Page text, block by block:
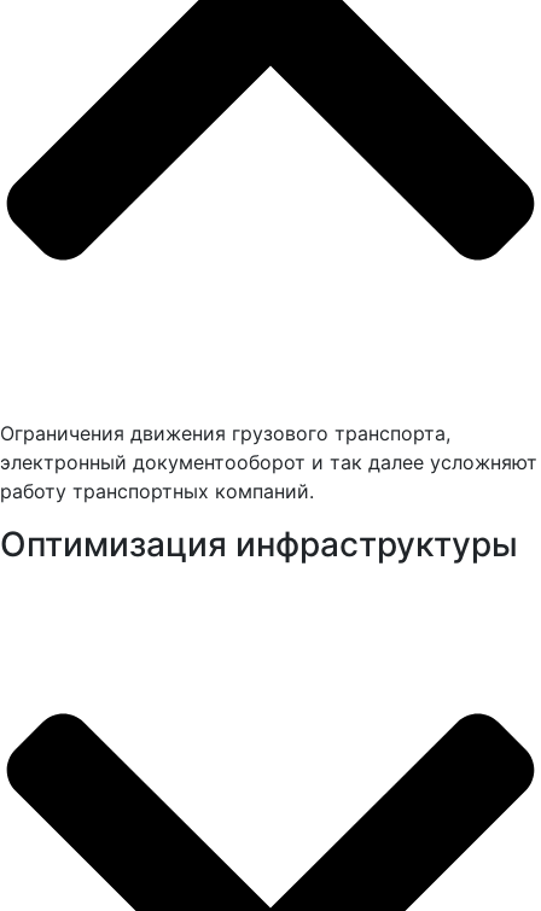
Ограничения движения грузового транспорта,
электронный документооборот и так далее усложняют
работу транспортных компаний.
Оптимизация инфраструктуры